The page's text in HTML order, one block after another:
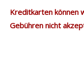
Kreditkarten können
Gebühren nicht